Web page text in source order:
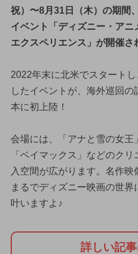
祝）〜8月31日（木）の期間
イベント「ディズニー・アニ
エクスペリエンス」が開催さ
2022年末に北米でスタート
したイベントが、海外巡回の
本に初上陸！
会場には、「アナと雪の女王
「ベイマックス」などのク
入空間が広がります。名作映
まるでディズニー映画の世
叶いますよ♪
詳しい記